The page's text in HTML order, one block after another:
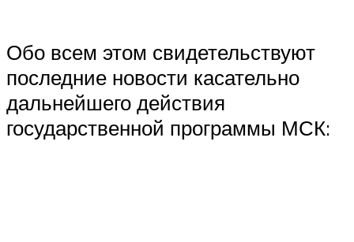
Обо всем этом свидетельствуют
последние новости касательно
дальнейшего действия
государственной программы МСК: